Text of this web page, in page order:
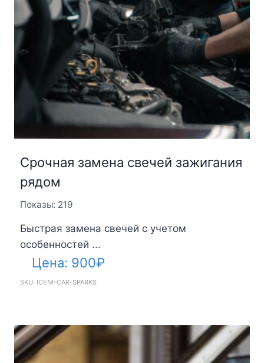
Срочная замена свечей зажигания
рядом
Показы: 219
Быстрая замена свечей с учетом
особенностей ...
Цена: 900₽
SKU: ICENI-CAR-SPARKS